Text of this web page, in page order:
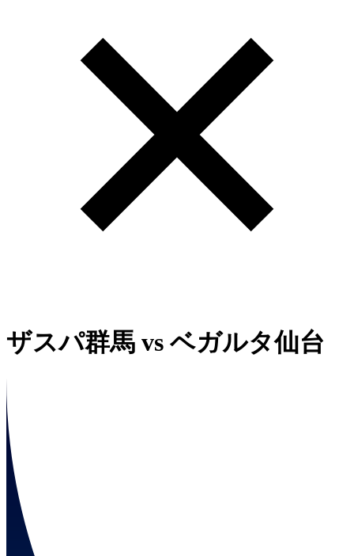
ザスパ群馬 vs ベガルタ仙台